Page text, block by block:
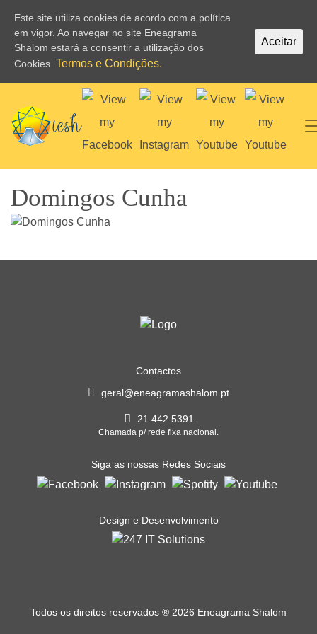
Domingos Cunha
Contactos
geral@eneagramashalom.pt
21 442 5391
Chamada p/ rede fixa nacional.
Siga as nossas Redes Sociais
Design e Desenvolvimento
Todos os direitos reservados ® 2026 Eneagrama Shalom
Este site utiliza cookies de acordo com a política
em vigor. Ao navegar no site Eneagrama
Shalom estará a consentir a utilização dos
Cookies. Termos e Condições.
Aceitar